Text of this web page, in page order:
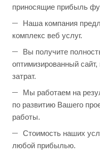
приносящие прибыль
Наша компания
комплекс веб услуг.
Вы получите
оптимизированный
затрат.
Мы работаем на
по развитию Вашего
работы.
Стоимость наших
любой прибылью.